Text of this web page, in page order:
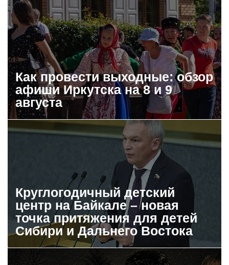
Как провести выходные: обзор
афиши Иркутска на 8 и 9
августа
Круглогодичный детский
центр на Байкале – новая
точка притяжения для детей
Сибири и Дальнего Востока